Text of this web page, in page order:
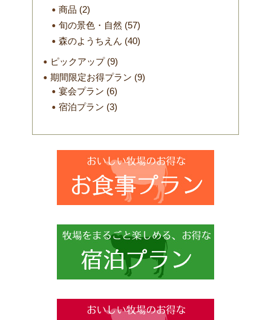
商品 (2)
旬の景色・自然 (57)
森のようちえん (40)
ピックアップ(9)
期間限定お得プラン (9)
宴会プラン (6)
宿泊プラン (3)